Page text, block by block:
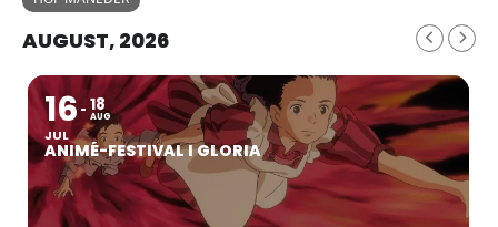
AUGUST, 2026
16
JUL
18
AUG
ANIMÉ-FESTIVAL I GLORIA